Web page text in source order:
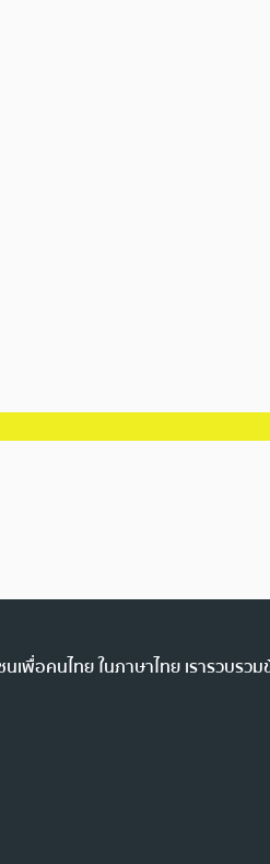
พื่อคนไทย ในภาษาไทย เรารวบร